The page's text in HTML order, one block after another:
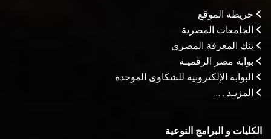
خريطة الموقع
الجامعات المصرية
بنك المعرفة المصري
بوابة مصر الرقميـة
البوابة الإلكترونية للشكاوى الموحدة
المزيـد . . .
الكليات و البرامج النوعية